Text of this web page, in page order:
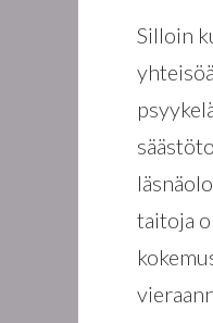
Silloin
taitoja